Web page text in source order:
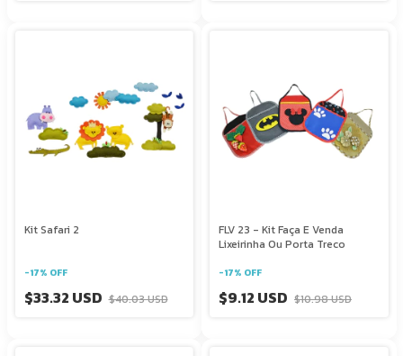
Kit Safari 2
-17% OFF
$33.32 USD $40.03 USD
FLV 23 - Kit Faça E Venda
Lixeirinha Ou Porta Treco
-17% OFF
$9.12 USD $10.98 USD